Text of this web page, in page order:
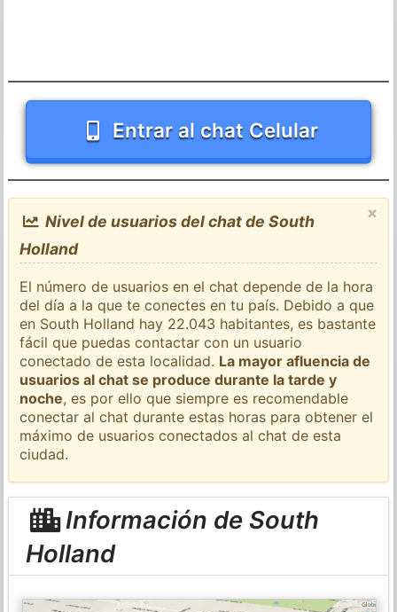
Entrar al chat Celular
×
Nivel de usuarios del chat de South
Holland
El número de usuarios en el chat depende de la hora
del día a la que te conectes en tu país. Debido a que
en South Holland hay 22.043 habitantes, es bastante
fácil que puedas contactar con un usuario
conectado de esta localidad. La mayor afluencia de
usuarios al chat se produce durante la tarde y
noche, es por ello que siempre es recomendable
conectar al chat durante estas horas para obtener el
máximo de usuarios conectados al chat de esta
ciudad.
Información de South
Holland